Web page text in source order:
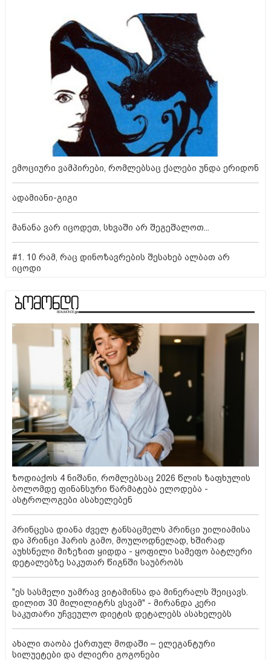
ემოციური ვამპირები, რომლებსაც ქალები უნდა ერიდონ
ადამიანი-გიგი
მანანა ვარ იცოდეთ, სხვაში არ შეგეშალოთ...
#1. 10 რამ, რაც დინოზავრების შესახებ ალბათ არ
იცოდი
ზოდიაქოს 4 ნიშანი, რომლებსაც 2026 წლის ზაფხულის
ბოლომდე ფინანსური წარმატება ელოდება -
ასტროლოგები ასახელებენ
პრინცესა დიანა ძველ ტანსაცმელს პრინცი უილიამისა
და პრინცი ჰარის გამო, მოულოდნელად, ხშირად
აუხსნელი მიზეზით ყიდდა - ყოფილი სამეფო ბატლერი
დეტალებზე საკუთარ წიგნში საუბრობს
"ეს სასმელი უამრავ ვიტამინსა და მინერალს შეიცავს.
დილით 30 მილილიტრს ვსვამ" - მირანდა კერი
საკუთარი უჩვეულო დიეტის დეტალებს ასახელებს
ახალი თაობა ქართულ მოდაში – ელეგანტური
სილუეტები და ძლიერი გოგონები